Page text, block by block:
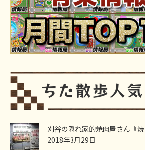
刈谷の隠れ家的焼肉屋さん『焼
2018年3月29日